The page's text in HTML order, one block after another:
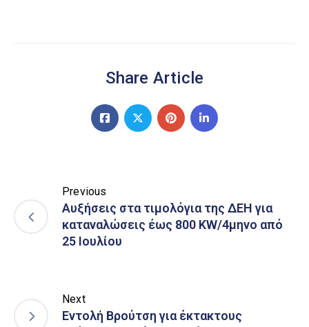
Share Article
Previous
Αυξήσεις στα τιμολόγια της ΔΕΗ για
καταναλώσεις έως 800 KW/4μηνο από
25 Ιουλίου
Next
Εντολή Βρούτση για έκτακτους